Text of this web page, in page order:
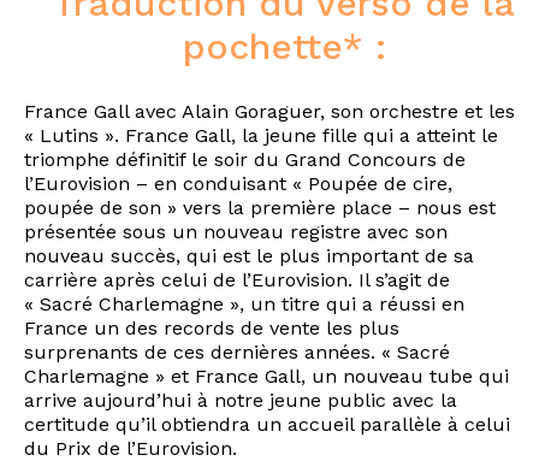
pochette* :
France Gall avec Alain Goraguer, son orchestre et les
« Lutins ». France Gall, la jeune fille qui a atteint le
triomphe définitif le soir du Grand Concours de
l’Eurovision – en conduisant « Poupée de cire,
poupée de son » vers la première place – nous est
présentée sous un nouveau registre avec son
nouveau succès, qui est le plus important de sa
carrière après celui de l’Eurovision. Il s’agit de
« Sacré Charlemagne », un titre qui a réussi en
France un des records de vente les plus
surprenants de ces dernières années. « Sacré
Charlemagne » et France Gall, un nouveau tube qui
arrive aujourd’hui à notre jeune public avec la
certitude qu’il obtiendra un accueil parallèle à celui
du Prix de l’Eurovision.